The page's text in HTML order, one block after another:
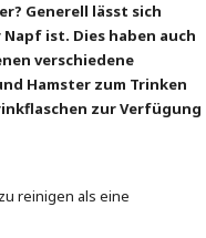
Generell lässt sich
ist. Dies haben auch
verschiedene
Hamster zum Trinken
zur Verfügung
reinigen als eine